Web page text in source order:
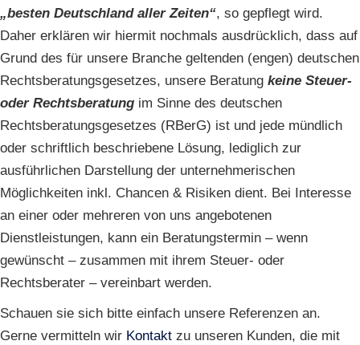
„besten Deutschland aller Zeiten“, so gepflegt wird.
Daher erklären wir hiermit nochmals ausdrücklich, dass auf
Grund des für unsere Branche geltenden (engen) deutschen
Rechtsberatungsgesetzes, unsere Beratung keine Steuer-
oder Rechtsberatung im Sinne des deutschen
Rechtsberatungsgesetzes (RBerG) ist und jede mündlich
oder schriftlich beschriebene Lösung, lediglich zur
ausführlichen Darstellung der unternehmerischen
Möglichkeiten inkl. Chancen & Risiken dient. Bei Interesse
an einer oder mehreren von uns angebotenen
Dienstleistungen, kann ein Beratungstermin – wenn
gewünscht – zusammen mit ihrem Steuer- oder
Rechtsberater – vereinbart werden.
Schauen sie sich bitte einfach unsere Referenzen an.
Gerne vermitteln wir Kontakt zu unseren Kunden, die mit